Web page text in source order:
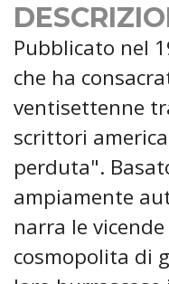
Pubblicato nel
che ha
ventisettenne
scrittori
perduta".
ampiamente
narra le
cosmopolita di